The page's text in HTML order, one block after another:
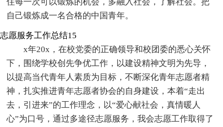
住每一次可以锻炼的机会，多融入社会，了解社会。把
自己锻炼成一名合格的中国青年。
志愿服务工作总结15
x年20x，在校党委的正确领导和校团委的悉心关怀
下，围绕学校创先争优工作，以建设精神文明为先导，
以提高当代青年人素质为目标，不断深化青年志愿者精
神，扎实推进青年志愿者协会的自身建设，本着“走出
去，引进来”的工作理念，以“爱心献社会，真情暖人
心”为口号，通过多途径志愿服务，我会志愿工作取得了